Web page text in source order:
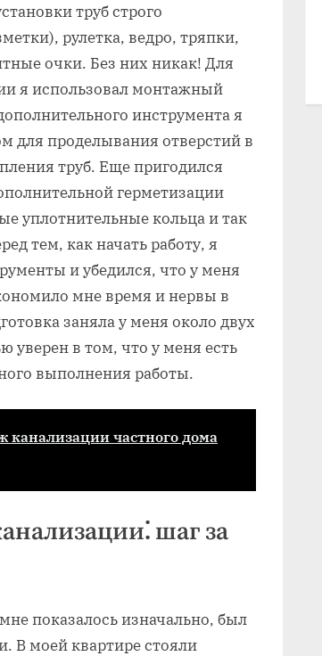
труб строго
рулетка, ведро, тряпки,
очки. Без них никак! Для
я использовал монтажный
инструмента я
для проделывания отверстий в
труб. Еще пригодился
герметизации
уплотнительные кольца и так
тем, как начать работу, я
и убедился, что у меня
мне время и нервы в
заняла у меня около двух
уверен в том, что у меня есть
выполнения работы.
канализации частного дома
шаг за
показалось изначально, был
В моей квартире стояли